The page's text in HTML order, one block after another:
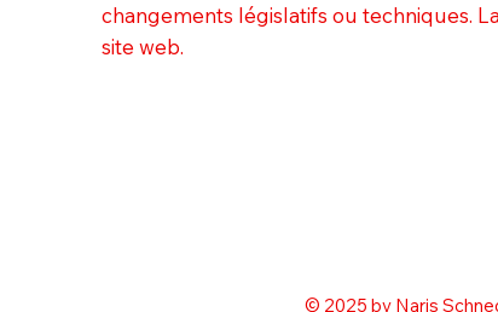
changements législatifs ou techniques.
site web.
© 2025 by Naris